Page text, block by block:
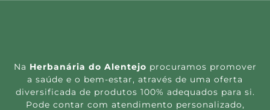
Na Herbanária do Alentejo procuramos promover
a saúde e o bem-estar, através de uma oferta
diversificada de produtos 100% adequados para si.
Pode contar com atendimento personalizado,